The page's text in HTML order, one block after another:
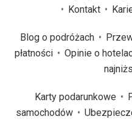
Kontakt
Blog o podróżach
płatności
Opinie o
Karty podarunkowe
samochodów